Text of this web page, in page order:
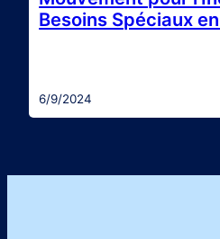
Besoins Spéciaux
dans le système de la santé.
objectif, ce groupe offre des
6/9/2024